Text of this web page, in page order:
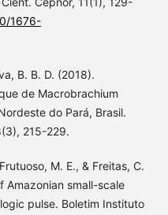
1676-
B. B. D. (2018).
de Macrobrachium
do Pará, Brasil.
215-229.
M. E., & Freitas, C.
Amazonian small-scale
pulse. Boletim Instituto